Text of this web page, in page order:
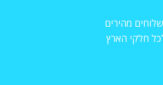
מהירים
חלקי הארץ